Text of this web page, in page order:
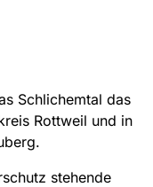
Schlichemtal das
Rottweil und in
stehende